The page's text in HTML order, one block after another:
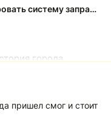
В Алданском районе начали тестировать систему заправки по QR-кодам
города
республики
пришел смог и стоит